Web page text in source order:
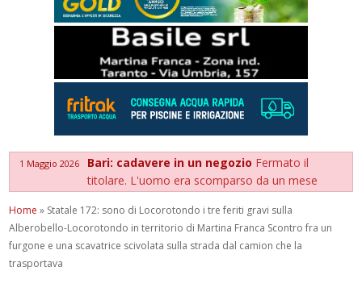
1 Maggio 2026 Bari: cadavere in un negozio Fermato il
titolare. L'uomo era scomparso da un mese
Home » Statale 172: sono di Locorotondo i tre feriti gravi sulla
Alberobello-Locorotondo in territorio di Martina Franca Scontro fra un
furgone e una scavatrice scivolata sulla strada dal camion che la
trasportava